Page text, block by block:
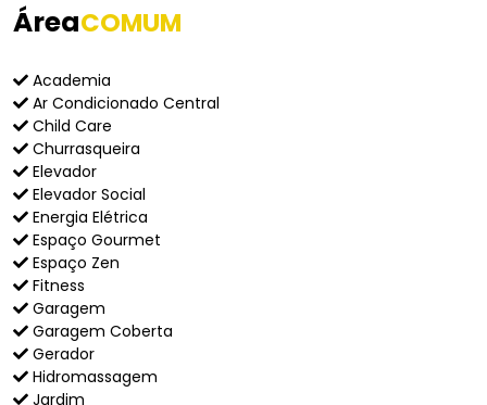
ÁreaCOMUM
Academia
Ar Condicionado Central
Child Care
Churrasqueira
Elevador
Elevador Social
Energia Elétrica
Espaço Gourmet
Espaço Zen
Fitness
Garagem
Garagem Coberta
Gerador
Hidromassagem
Jardim